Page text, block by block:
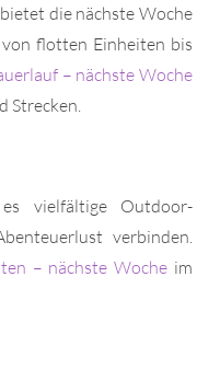
die nächste Woche
flotten Einheiten bis
– nächste Woche
Strecken.
vielfältige Outdoor-
verbinden.
– nächste Woche im